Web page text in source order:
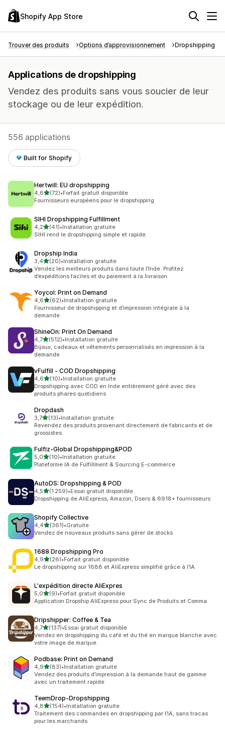
Shopify App Store
Trouver des produits Options d’approvisionnement Dropshipping
Applications de dropshipping
Vendez des produits sans vous soucier de leur
stockage ou de leur expédition.
556 applications
Built for Shopify
Hertwill: EU dropshipping
4,6étoile(s) sur 5
(72)
72 avis au total
•Forfait gratuit disponible
Fournisseurs européens pour le dropshipping
SIHI Dropshipping Fulfillment
4,2étoile(s) sur 5
(41)
41 avis au total
•Installation gratuite
SIHI rend le dropshipping simple et rapide.
Dropship India
3,4étoile(s) sur 5
(20)
20 avis au total
•Installation gratuite
Vendez les meilleurs produits dans toute l’Inde. Profitez
d’expéditions faciles et du paiement à la livraison.
Yoycol: Print on Demand
4,6étoile(s) sur 5
(62)
62 avis au total
•Installation gratuite
Fournisseur de dropshipping et d’impression intégrale à la
demande.
ShineOn: Print On Demand
4,7étoile(s) sur 5
(512)
512 avis au total
•Installation gratuite
Bijoux, cadeaux et vêtements personnalisés en impression à la
demande
vFulfill ‑ COD Dropshipping
4,6étoile(s) sur 5
(10)
10 avis au total
•Installation gratuite
Dropshipping avec COD en Inde entièrement géré avec des
produits phares quotidiens
Dropdash
3,7étoile(s) sur 5
(13)
13 avis au total
•Installation gratuite
Revendez des produits provenant directement de fabricants et de
grossistes
Fulfiz‑Global Dropshipping&POD
5,0étoile(s) sur 5
(10)
10 avis au total
•Installation gratuite
Plateforme IA de Fulfillment & Sourcing E-commerce
AutoDS: Dropshipping & POD
4,5étoile(s) sur 5
(1 259)
1259 avis au total
•Essai gratuit disponible
Dropshipping de AliExpress, Amazon, Dsers & 6918+ fournisseurs
Shopify Collective
4,4étoile(s) sur 5
(361)
361 avis au total
•Gratuite
Vendez de nouveaux produits sans gérer de stocks
1688 Dropshipping Pro
4,9étoile(s) sur 5
(26)
26 avis au total
•Forfait gratuit disponible
Le dropshipping sur 1688 et AliExpress simplifié grâce à l’IA
L'expédition directe AliExpres
5,0étoile(s) sur 5
(9)
9 avis au total
•Forfait gratuit disponible
Application Dropship AliExpress pour Sync de Produits et Comma
Dripshipper: Coffee & Tea
4,7étoile(s) sur 5
(137)
137 avis au total
•Essai gratuit disponible
Vendez en dropshipping du café et du thé en marque blanche avec
votre image de marque.
Podbase: Print on Demand
4,9étoile(s) sur 5
(83)
83 avis au total
•Installation gratuite
Vendez des produits d’impression à la demande haut de gamme
avec un traitement rapide
TeemDrop‑Dropshipping
4,8étoile(s) sur 5
(154)
154 avis au total
•Installation gratuite
Traitement des commandes en dropshipping par l’IA, sans tracas
pour les marchands